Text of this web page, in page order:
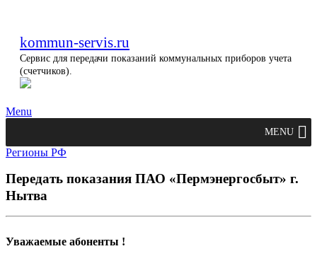
kommun-servis.ru
Сервис для передачи показаний коммунальных приборов учета
(счетчиков).
Menu
MENU
Регионы РФ
Передать показания ПАО «Пермэнергосбыт» г.
Нытва
Уважаемые абоненты !